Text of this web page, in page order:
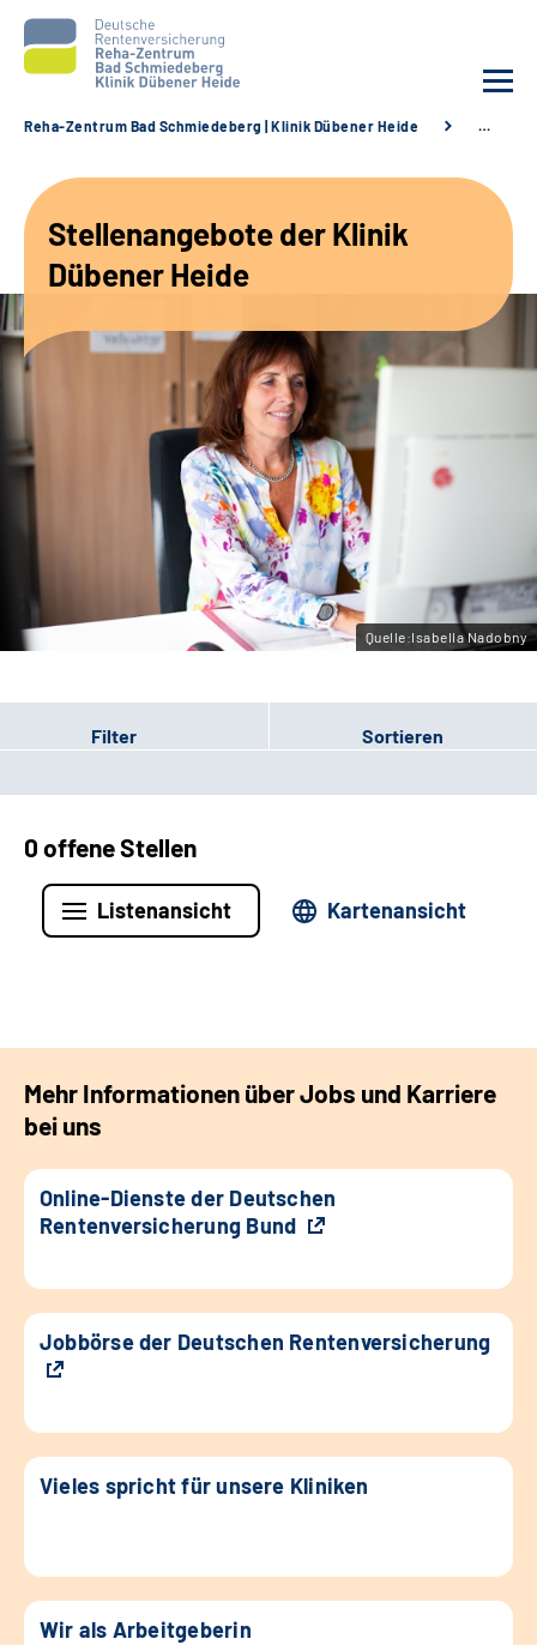
Unsere Angebote
Karriere
Sozialdienste & Zuweisende
Leichte Sprache
Gebärdensprache
Reha-Zentrum Bad Schmiedeberg | Klinik Dübener Heide …
Stellenangebote der Klinik
Dübener Heide
Quelle:Isabella Nadobny
Filter Sortieren
0 offene Stellen
Listenansicht Kartenansicht
Mehr Informationen über Jobs und Karriere
bei uns
Online-Dienste der Deutschen
Rentenversicherung Bund
Jobbörse der Deutschen Rentenversicherung
Vieles spricht für unsere Kliniken
Wir als Arbeitgeberin